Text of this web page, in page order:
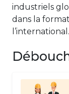
industriels
dans la
l’international.